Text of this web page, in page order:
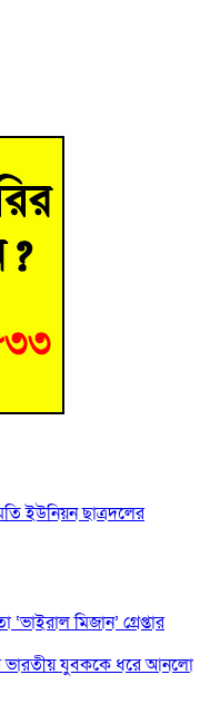
ইউনিয়ন ছাত্রদলের
মিজান’ গ্রেপ্তার
ভারতীয় যুবককে ধরে আনলো